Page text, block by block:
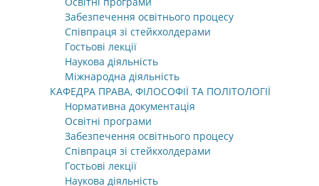
Забезпечення освітнього процесу
Співпраця зі стейкхолдерами
Гостьові лекції
Наукова діяльність
Міжнародна діяльність
КАФЕДРА ПРАВА, ФІЛОСОФІЇ ТА ПОЛІТОЛОГІЇ
Нормативна документація
Освітні програми
Забезпечення освітнього процесу
Співпраця зі стейкхолдерами
Гостьові лекції
Наукова діяльність